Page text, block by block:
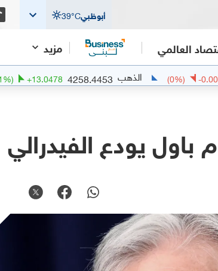
أبوظبي 39°C
العالمي مزيد
( الذهب 4258.4453
+13.0478
(+0.31%)
يودع الفيدرالي